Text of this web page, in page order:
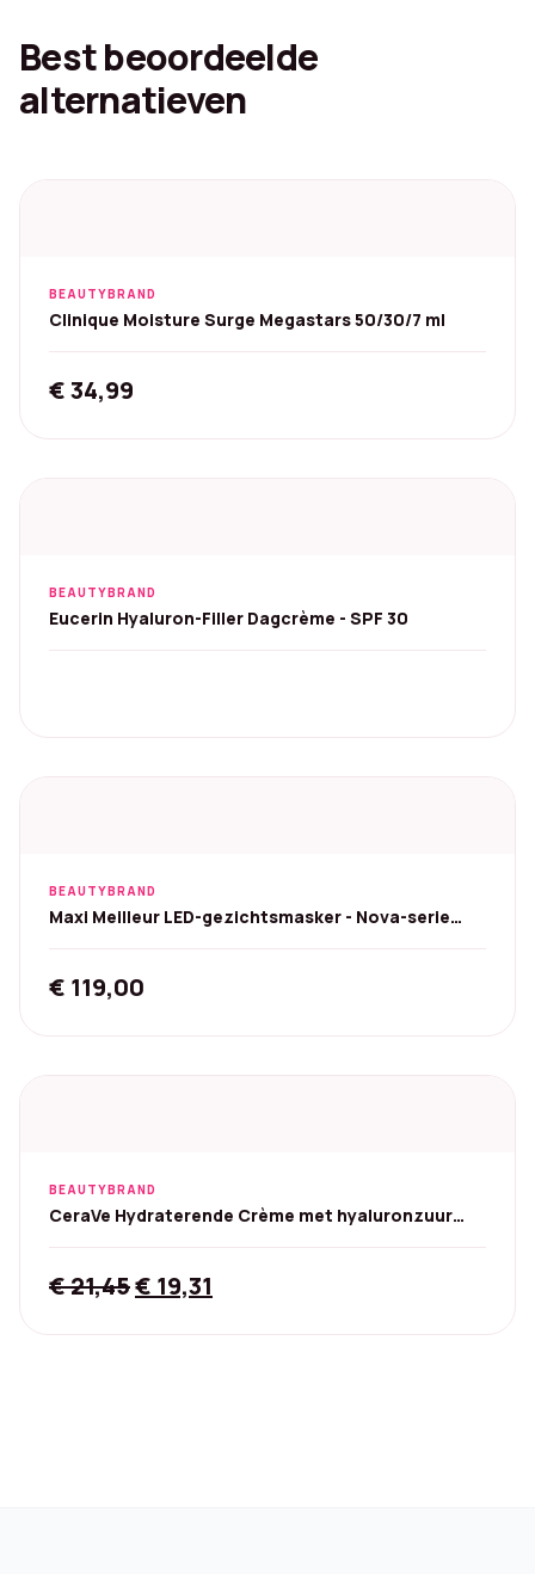
Best beoordeelde
alternatieven
BEAUTYBRAND
Clinique Moisture Surge Megastars 50/30/7 ml
€34,99
BEAUTYBRAND
Eucerin Hyaluron-Filler Dagcrème - SPF 30
BEAUTYBRAND
Maxi Meilleur LED-gezichtsmasker - Nova-serie
€ 119,00
BEAUTYBRAND
CeraVe Hydraterende Crème met hyaluronzuur
€21,45Original
€ 19,31